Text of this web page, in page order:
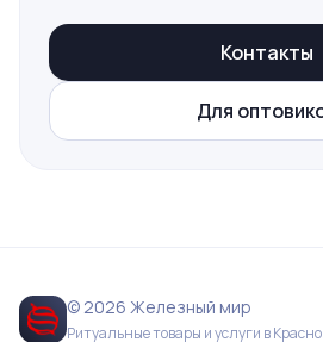
Контакты
Для
© 2026 Железный мир
Ритуальные товары и услуги в